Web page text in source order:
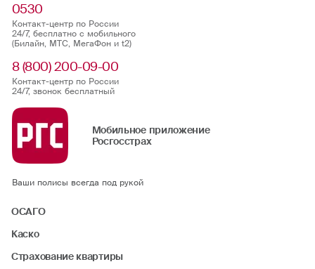
0530
Контакт-центр по России
24/7, бесплатно с мобильного
(Билайн, МТС, МегаФон и t2)
8 (800) 200-09-00
Контакт-центр по России
24/7, звонок бесплатный
Мобильное приложение
Росгосстрах
Ваши полисы всегда под рукой
ОСАГО
Каско
Страхование квартиры